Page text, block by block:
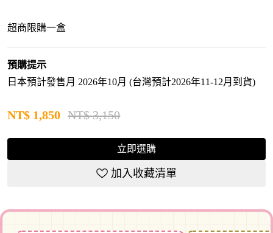
超商限購一盒
預購提示
日本預計發售月 2026年10月 (台灣預計2026年11-12月到貨)
NT$ 1,850 NT$ 3,150
立即選購
加入收藏清單